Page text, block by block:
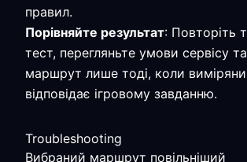
правил.
Порівняйте результат: Повторіть
тест, перегляньте умови сервісу
маршрут лише тоді, коли
відповідає ігровому завданню.
Troubleshooting
Вибраний маршрут повільніший